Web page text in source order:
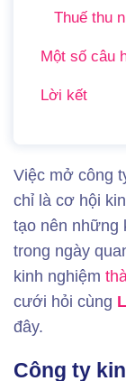
Thuế thu
Một số câu
Lời kết
Việc mở công
chỉ là cơ hội
tạo nên những
trong ngày
kinh nghiệm
cưới hỏi cùng
đây.
Công ty